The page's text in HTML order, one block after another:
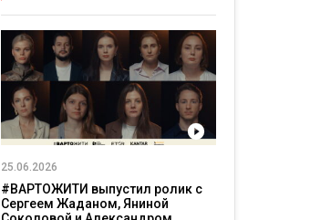
25.06.2026
#ВАРТОЖИТИ выпустил ролик с
Сергеем Жаданом, Яниной